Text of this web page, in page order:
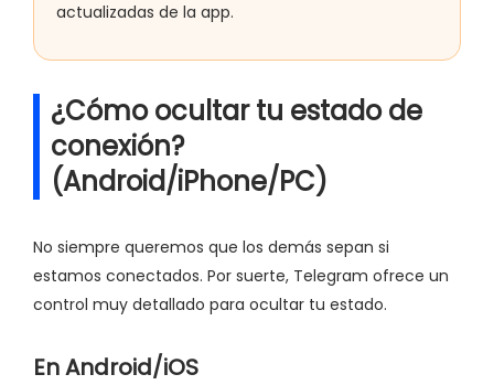
actualizadas de la app.
¿Cómo ocultar tu estado de
conexión?
(Android/iPhone/PC)
No siempre queremos que los demás sepan si
estamos conectados. Por suerte, Telegram ofrece un
control muy detallado para ocultar tu estado.
En Android/iOS